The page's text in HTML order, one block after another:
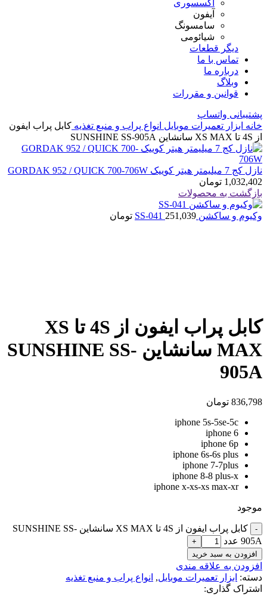
اکسسوری
آیفون
سامسونگ
شیائومی
دیگر قطعات
تماس با ما
درباره ما
وبلاگ
قوانین و مقررات
پشتیبانی واتساپ
خانه ابزار تعمیرات موبایل انواع پراب و منبع تغذیه کابل پراب ایفون
از 4S تا XS MAX سانشاین SUNSHINE SS-905A
نازل کج 7 میلیمتر هیتر کوییک GORDAK 952 / QUICK 700-706W
1,032,402 تومان
بازگشت به محصولات
وکیوم و ساکشن SS-041 251,039 تومان
کابل پراب ایفون از 4S تا XS
MAX سانشاین SUNSHINE SS-
905A
836,798 تومان
iphone 5s-5se-5c
iphone 6
iphone 6p
iphone 6s-6s plus
iphone 7-7plus
iphone 8-8 plus-x
iphone x-xs-xs max-xr
موجود
کابل پراب ایفون از 4S تا XS MAX سانشاین SUNSHINE SS-
905A عدد
افزودن به سبد خرید
افزودن به علاقه مندی
دسته: ابزار تعمیرات موبایل, انواع پراب و منبع تغذیه
اشتراک گذاری: